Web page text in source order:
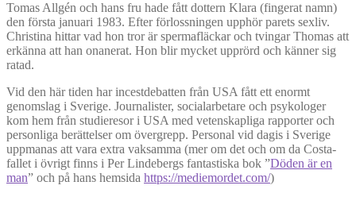
Tomas Allgén och hans fru hade fått dottern Klara (fingerat namn)
den första januari 1983. Efter förlossningen upphör parets sexliv.
Christina hittar vad hon tror är spermafläckar och tvingar Thomas att
erkänna att han onanerat. Hon blir mycket upprörd och känner sig
ratad.
Vid den här tiden har incestdebatten från USA fått ett enormt
genomslag i Sverige. Journalister, socialarbetare och psykologer
kom hem från studieresor i USA med vetenskapliga rapporter och
personliga berättelser om övergrepp. Personal vid dagis i Sverige
uppmanas att vara extra vaksamma (mer om det och om da Costa-
fallet i övrigt finns i Per Lindebergs fantastiska bok ”Döden är en
man” och på hans hemsida https://mediemordet.com/)